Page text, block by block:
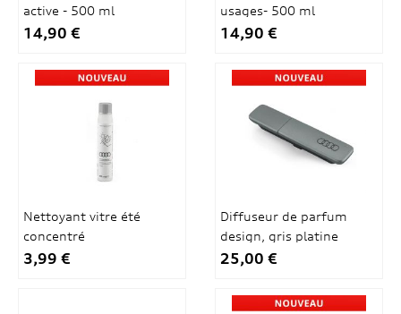
active - 500 ml
14,90 €
usages- 500 ml
14,90 €
Nettoyant vitre été
concentré
3,99 €
Diffuseur de parfum
design, gris platine
25,00 €